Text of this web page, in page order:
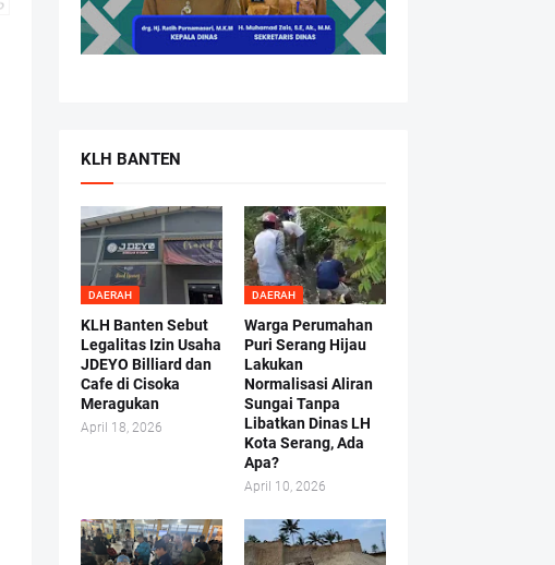
KLH BANTEN
DAERAH
KLH Banten Sebut
Legalitas Izin Usaha
JDEYO Billiard dan
Cafe di Cisoka
Meragukan
April 18, 2026
DAERAH
Warga Perumahan
Puri Serang Hijau
Lakukan
Normalisasi Aliran
Sungai Tanpa
Libatkan Dinas LH
Kota Serang, Ada
Apa?
April 10, 2026